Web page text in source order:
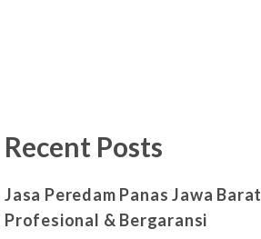
Recent Posts
Jasa Peredam Panas Jawa Barat
Profesional & Bergaransi